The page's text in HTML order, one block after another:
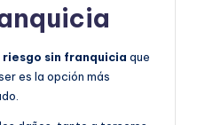
sin franquicia que
es la opción más